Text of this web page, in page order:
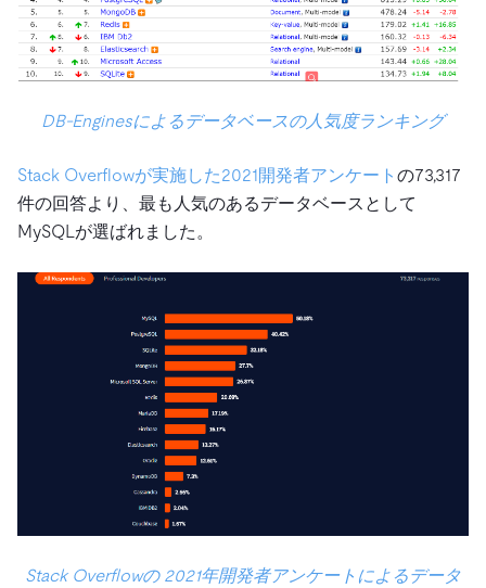
DB-Enginesによるデータベースの人気度ランキング
Stack Overflowが実施した2021開発者アンケート の73,317
件の回答より、最も人気のあるデータベースとして
MySQLが選ばれました。
Stack Overflowの 2021年開発者アンケートによるデータ